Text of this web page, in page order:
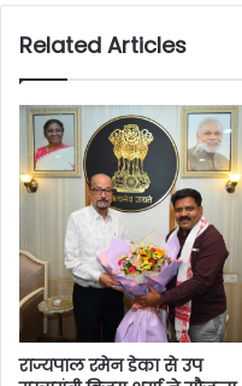
Related Articles
राज्यपाल रमेन डेका से उप